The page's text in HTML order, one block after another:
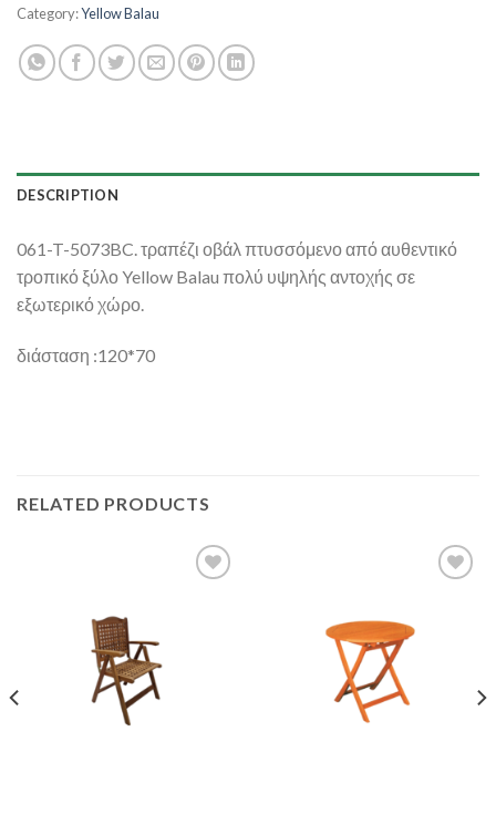
Category:Yellow Balau
DESCRIPTION
061-T-5073BC. τραπέζι οβάλ πτυσσόμενο από αυθεντικό
τροπικό ξύλο Yellow Balau πολύ υψηλής αντοχής σε
εξωτερικό χώρο.
διάσταση :120*70
RELATED PRODUCTS